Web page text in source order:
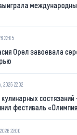
22:05
Орел завоевала
2026 22:02
фестиваль
22:00